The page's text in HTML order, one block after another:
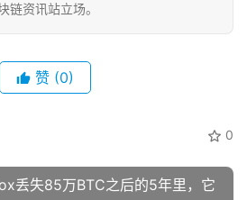
链资讯站立场。
赞 (0)
0
丢失85万BTC之后的5年里，它